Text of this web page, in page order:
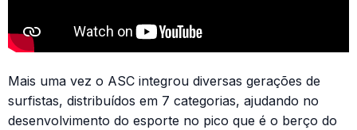
Mais uma vez o ASC integrou diversas gerações de
surfistas, distribuídos em 7 categorias, ajudando no
desenvolvimento do esporte no pico que é o berço do